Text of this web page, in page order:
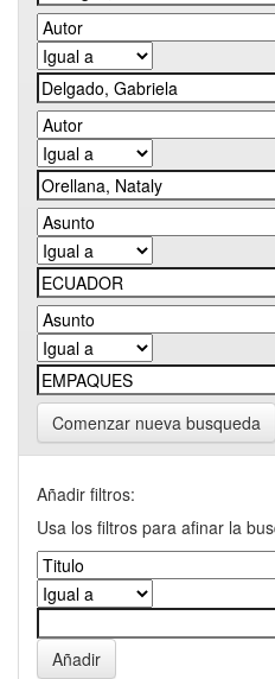
Comenzar nueva busqueda
Añadir filtros:
Usa los filtros para afinar la